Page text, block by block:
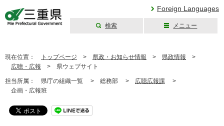
Foreign Languages
検索 メニュー
現在位置： トップページ > 県政・お知らせ情報 > 県政情報 >
広聴・広報 > 県ウェブサイト
担当所属： 県庁の組織一覧 > 総務部 > 広聴広報課 >
企画・広報班